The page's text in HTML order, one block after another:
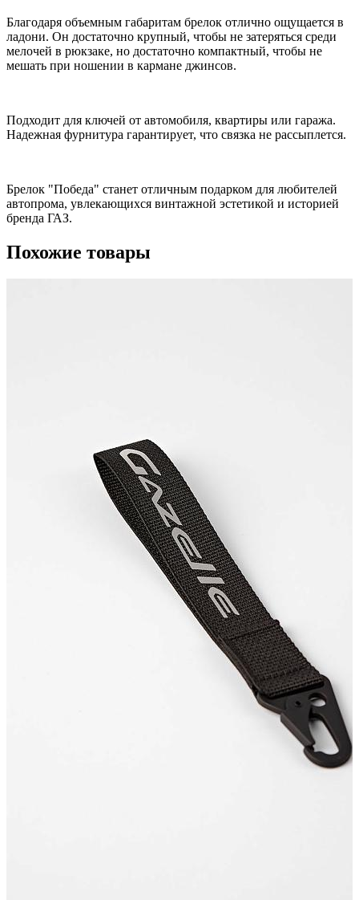
Благодаря объемным габаритам брелок отлично ощущается в
ладони. Он достаточно крупный, чтобы не затеряться среди
мелочей в рюкзаке, но достаточно компактный, чтобы не
мешать при ношении в кармане джинсов.
Подходит для ключей от автомобиля, квартиры или гаража.
Надежная фурнитура гарантирует, что связка не рассыплется.
Брелок "Победа" станет отличным подарком для любителей
автопрома, увлекающихся винтажной эстетикой и историей
бренда ГАЗ.
Похожие товары